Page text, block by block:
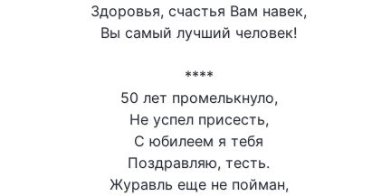
Здоровья, счастья Вам навек,
Вы самый лучший человек!
****
50 лет промелькнуло,
Не успел присесть,
С юбилеем я тебя
Поздравляю, тесть.
Журавль еще не пойман,